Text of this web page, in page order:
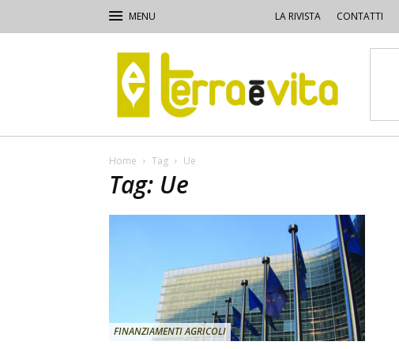
LA RIVISTA CONTATTI
Terra
e
Vita
Home Tag Ue
Tag: Ue
FINANZIAMENTI AGRICOLI